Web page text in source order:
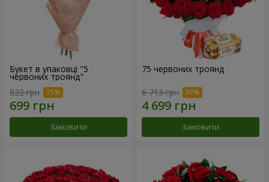
Букет в упаковці "5
червоних троянд"
822 грн
Замовити
75 червоних троянд
6 713 грн
Замовити